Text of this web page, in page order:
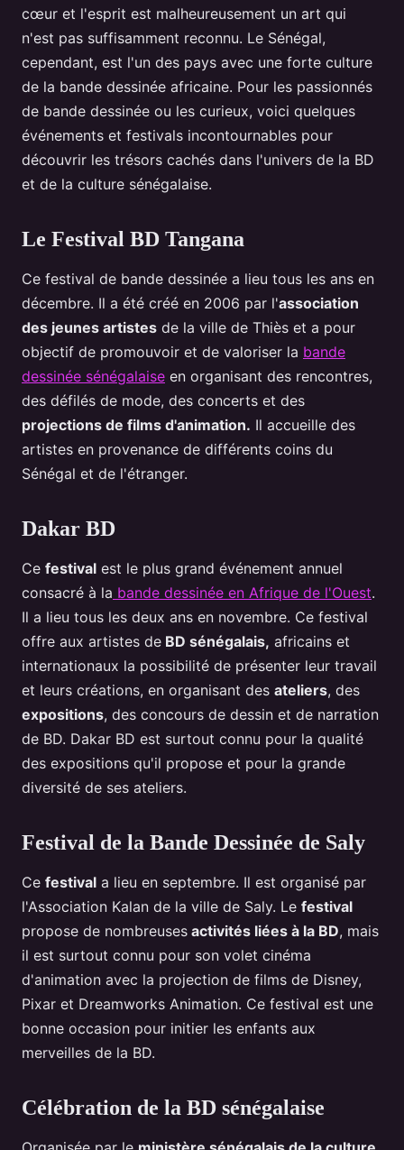
cœur et l'esprit est malheureusement un art qui
n'est pas suffisamment reconnu. Le Sénégal,
cependant, est l'un des pays avec une forte culture
de la bande dessinée africaine. Pour les passionnés
de bande dessinée ou les curieux, voici quelques
événements et festivals incontournables pour
découvrir les trésors cachés dans l'univers de la BD
et de la culture sénégalaise.
Le Festival BD Tangana
Ce festival de bande dessinée a lieu tous les ans en
décembre. Il a été créé en 2006 par l'association
des jeunes artistes de la ville de Thiès et a pour
objectif de promouvoir et de valoriser la bande
dessinée sénégalaise en organisant des rencontres,
des défilés de mode, des concerts et des
projections de films d'animation. Il accueille des
artistes en provenance de différents coins du
Sénégal et de l'étranger.
Dakar BD
Ce festival est le plus grand événement annuel
consacré à la bande dessinée en Afrique de l'Ouest.
Il a lieu tous les deux ans en novembre. Ce festival
offre aux artistes de BD sénégalais, africains et
internationaux la possibilité de présenter leur travail
et leurs créations, en organisant des ateliers, des
expositions, des concours de dessin et de narration
de BD. Dakar BD est surtout connu pour la qualité
des expositions qu'il propose et pour la grande
diversité de ses ateliers.
Festival de la Bande Dessinée de Saly
Ce festival a lieu en septembre. Il est organisé par
l'Association Kalan de la ville de Saly. Le festival
propose de nombreuses activités liées à la BD, mais
il est surtout connu pour son volet cinéma
d'animation avec la projection de films de Disney,
Pixar et Dreamworks Animation. Ce festival est une
bonne occasion pour initier les enfants aux
merveilles de la BD.
Célébration de la BD sénégalaise